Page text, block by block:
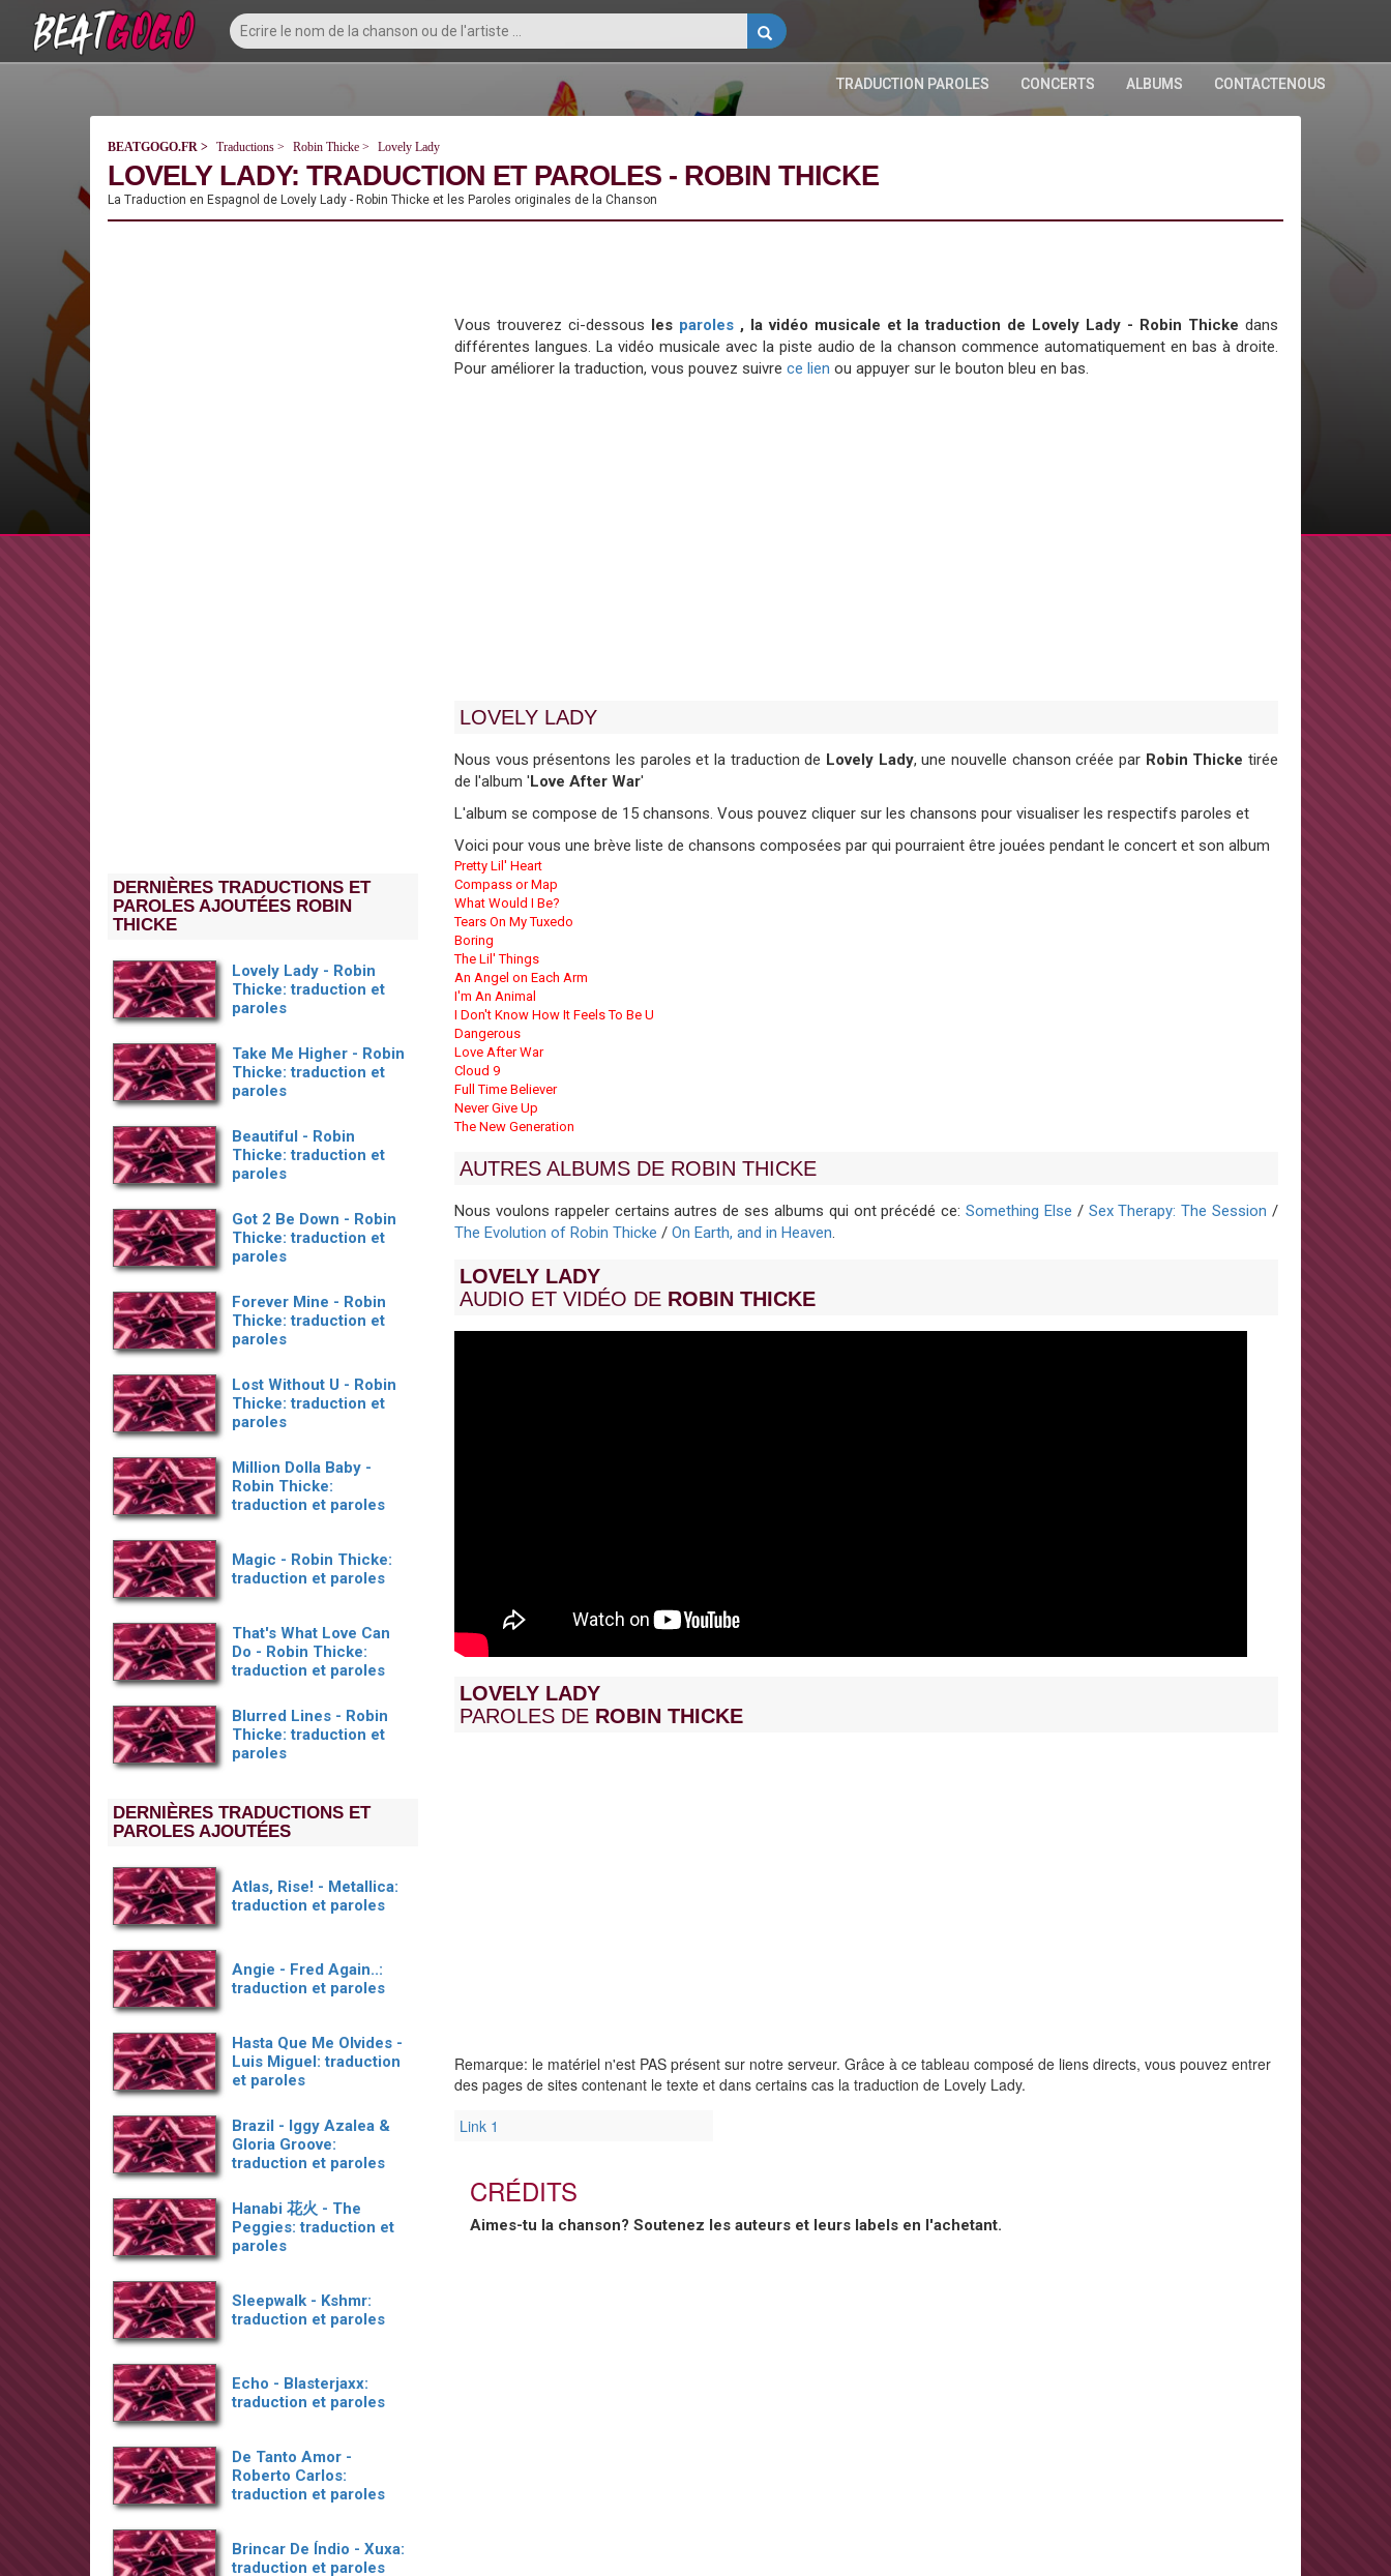
TRADUCTION PAROLES CONCERTS ALBUMS CONTACTENOUS
BEATGOGO.FR Traductions Robin Thicke Lovely Lady
LOVELY LADY: TRADUCTION ET PAROLES - ROBIN THICKE
La Traduction en Espagnol de Lovely Lady - Robin Thicke et les Paroles originales de la Chanson
Vous trouverez ci-dessous les paroles , la vidéo musicale et la traduction de Lovely Lady - Robin Thickedans
différentes langues. La vidéo musicale avec la piste audio de la chanson commence automatiquement en bas à droite.
Pour améliorer la traduction, vous pouvez suivre ce lien ou appuyer sur le bouton bleu en bas.
LOVELY LADY
Nous vous présentons les paroles et la traduction de Lovely Lady, une nouvelle chanson créée par Robin Thicke tirée
de l'album 'Love After War'
L'album se compose de 15 chansons. Vous pouvez cliquer sur les chansons pour visualiser les respectifs paroles et
Voici pour vous une brève liste de chansons composées par qui pourraient être jouées pendant le concert et son album
Pretty Lil' Heart
Compass or Map
What Would I Be?
Tears On My Tuxedo
Boring
The Lil' Things
An Angel on Each Arm
I'm An Animal
I Don't Know How It Feels To Be U
Dangerous
Love After War
Cloud 9
Full Time Believer
Never Give Up
The New Generation
AUTRES ALBUMS DE ROBIN THICKE
Nous voulons rappeler certains autres de ses albums qui ont précédé ce:Something Else / Sex Therapy: The Session /
The Evolution of Robin Thicke / On Earth, and in Heaven.
LOVELY LADY
AUDIO ET VIDÉO DE ROBIN THICKE
LOVELY LADY
PAROLES DE ROBIN THICKE
Remarque: le matériel n'est PAS présent sur notre serveur. Grâce à ce tableau composé de liens directs, vous pouvez entrer
des pages de sites contenant le texte et dans certains cas la traduction de Lovely Lady.
Link 1
CRÉDITS
Aimes-tu la chanson? Soutenez les auteurs et leurs labels en l'achetant.
DERNIÈRES TRADUCTIONS ET
PAROLES AJOUTÉES ROBIN
THICKE
Lovely Lady - Robin
Thicke: traduction et
paroles
Take Me Higher - Robin
Thicke: traduction et
paroles
Beautiful - Robin
Thicke: traduction et
paroles
Got 2 Be Down - Robin
Thicke: traduction et
paroles
Forever Mine - Robin
Thicke: traduction et
paroles
Lost Without U - Robin
Thicke: traduction et
paroles
Million Dolla Baby -
Robin Thicke:
traduction et paroles
Magic - Robin Thicke:
traduction et paroles
That's What Love Can
Do - Robin Thicke:
traduction et paroles
Blurred Lines - Robin
Thicke: traduction et
paroles
DERNIÈRES TRADUCTIONS ET
PAROLES AJOUTÉES
Atlas, Rise! - Metallica:
traduction et paroles
Angie - Fred Again..:
traduction et paroles
Hasta Que Me Olvides -
Luis Miguel: traduction
et paroles
Brazil - Iggy Azalea &
Gloria Groove:
traduction et paroles
Hanabi 花火 - The
Peggies: traduction et
paroles
Sleepwalk - Kshmr:
traduction et paroles
Echo - Blasterjaxx:
traduction et paroles
De Tanto Amor -
Roberto Carlos:
traduction et paroles
Brincar De Índio - Xuxa:
traduction et paroles